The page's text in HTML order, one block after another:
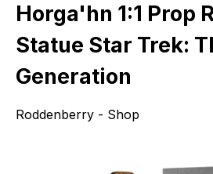
Horga'hn 1:1 Prop
Statue Star Trek:
Generation
Roddenberry - Shop